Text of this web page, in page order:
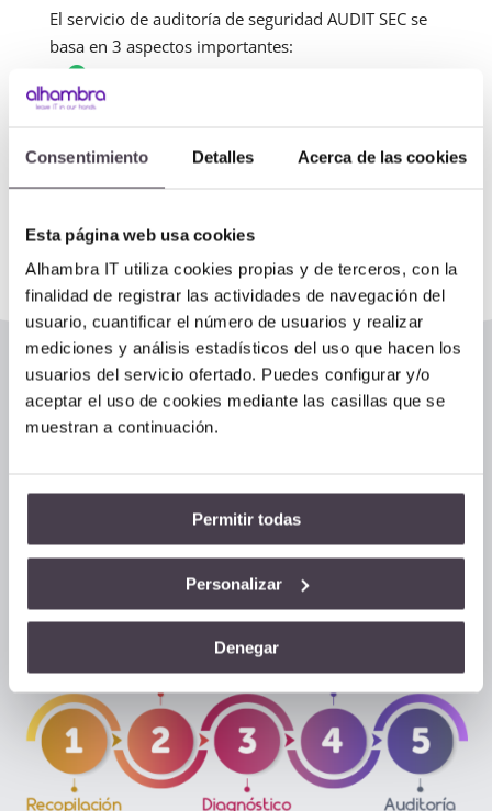
Consentimiento Detalles Acerca de las cookies
Esta página web usa cookies
Alhambra IT utiliza cookies propias y de terceros, con la
finalidad de registrar las actividades de navegación del
usuario, cuantificar el número de usuarios y realizar
mediciones y análisis estadísticos del uso que hacen los
usuarios del servicio ofertado. Puedes configurar y/o
aceptar el uso de cookies mediante las casillas que se
muestran a continuación.
Permitir todas
Personalizar
Denegar
El servicio de auditoría de seguridad AUDIT SEC se
basa en 3 aspectos importantes:
seguridad.
de la seguridad TIC.
Incluyeconsultoría de relevamiento
y análisis de información
AUDIT SEC
El servicio de consultoría de seguridad informática AUDIT
SEC se compone de las siguientes fases: